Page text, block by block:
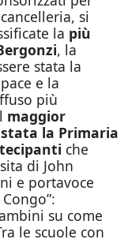
si
la più
, la
stata la
e la
più
maggior
la Primaria
che
di John
e portavoce
su come
le scuole con